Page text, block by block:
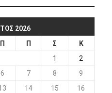
2026
Π Π Σ
Κ
1
2
6 7 8
9
14 15
16